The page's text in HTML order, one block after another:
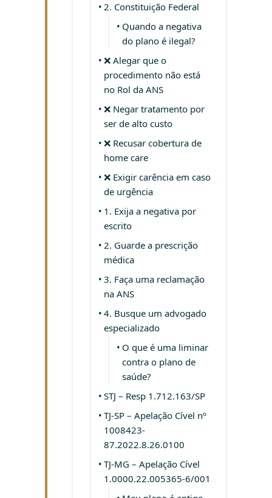
2. Constituição Federal
Quando a negativa
do plano é ilegal?
❌ Alegar que o
procedimento não está
no Rol da ANS
❌ Negar tratamento por
ser de alto custo
❌ Recusar cobertura de
home care
❌ Exigir carência em caso
de urgência
1. Exija a negativa por
escrito
2. Guarde a prescrição
médica
3. Faça uma reclamação
na ANS
4. Busque um advogado
especializado
O que é uma liminar
contra o plano de
saúde?
STJ – Resp 1.712.163/SP
TJ-SP – Apelação Cível nº
1008423-
87.2022.8.26.0100
TJ-MG – Apelação Cível
1.0000.22.005365-6/001